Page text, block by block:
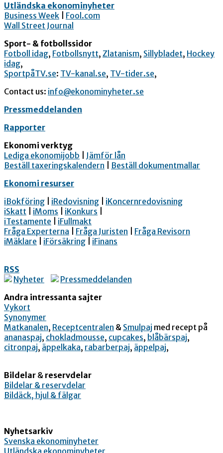
Utländska ekonominyheter
Business Week
Fool.com
Wall Street Journal
Sport- & fotbollssidor
Fotboll idag, Fotbollsnytt, Zlatanism, Sillybladet, Hockey
idag,
SportpåTV.se: TV-kanal.se, TV-tider.se,
Contact us: info@ekonominyheter.se
Pressmeddelanden
Rapporter
Ekonomi verktyg
Lediga ekonomijobb
Jämför lån
Beställ taxeringskalendern
Beställ dokumentmallar
Ekonomi resurser
iBokföring
iRedovisning
iKoncernredovisning
iSkatt
iMoms iKonkurs
iTestamente
iFullmakt
Fråga Experterna
Fråga Juristen
Fråga Revisorn
iMäklare
iFörsäkring iFinans
RSS
Nyheter
Pressmeddelanden
Andra intressanta sajter
Vykort
Synonymer
Matkanalen, Receptcentralen & Smulpaj med recept på
ananaspaj, chokladmousse, cupcakes, blåbärspaj,
citronpaj, äppelkaka, rabarberpaj, äppelpaj,
Bildelar & reservdelar
Bildelar & reservdelar
Bildäck, hjul & fälgar
Nyhetsarkiv
Svenska ekonominyheter